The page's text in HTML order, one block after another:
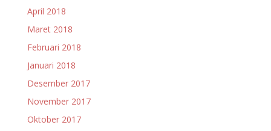
April 2018
Maret 2018
Februari 2018
Januari 2018
Desember 2017
November 2017
Oktober 2017